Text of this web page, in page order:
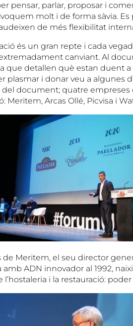
pensar, parlar, proposar i
molt i de forma sàvia.
de més flexibilitat
és un gran repte i cada
canviant. Al
que detallen què estan duent
plasmar i donar veu a algunes
document; quatre empreses
Meritem, Arcas Ollé, Picvisa i
de Meritem, el seu director
amb ADN innovador al 1992,
l’hostaleria i la restauració: